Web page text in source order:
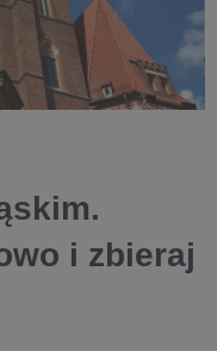
i zbieraj